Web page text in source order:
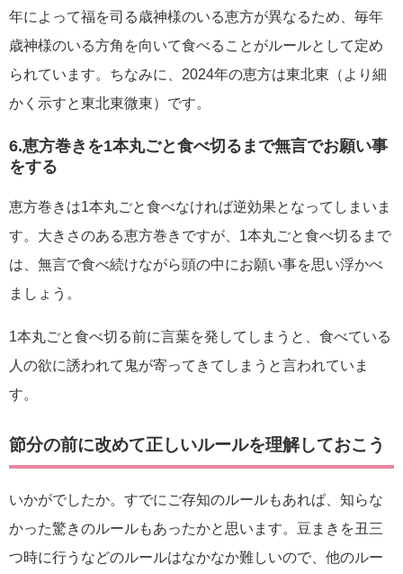
年によって福を司る歳神様のいる恵方が異なるため、毎年
歳神様のいる方角を向いて食べることがルールとして定め
られています。ちなみに、2024年の恵方は東北東（より細
かく示すと東北東微東）です。
6.恵方巻きを1本丸ごと食べ切るまで無言でお願い事
をする
恵方巻きは1本丸ごと食べなければ逆効果となってしまいま
す。大きさのある恵方巻きですが、1本丸ごと食べ切るまで
は、無言で食べ続けながら頭の中にお願い事を思い浮かべ
ましょう。
1本丸ごと食べ切る前に言葉を発してしまうと、食べている
人の欲に誘われて鬼が寄ってきてしまうと言われていま
す。
節分の前に改めて正しいルールを理解しておこう
いかがでしたか。すでにご存知のルールもあれば、知らな
かった驚きのルールもあったかと思います。豆まきを丑三
つ時に行うなどのルールはなかなか難しいので、他のルー